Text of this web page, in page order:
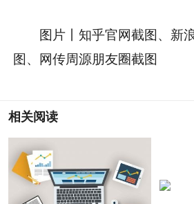
图片丨知乎官网截图、新
图、网传周源朋友圈截图
相关阅读